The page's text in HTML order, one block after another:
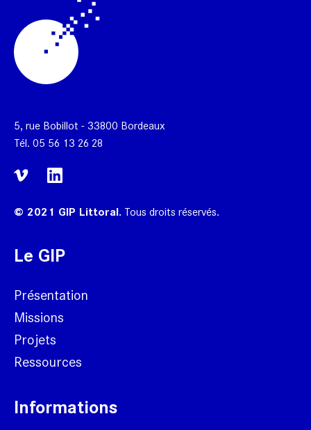
5, rue Bobillot - 33800 Bordeaux
Tél. 05 56 13 26 28
© 2021 GIP Littoral. Tous droits réservés.
Le GIP
Présentation
Missions
Projets
Ressources
Informations